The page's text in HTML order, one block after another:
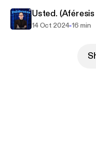
Usted.
14 Oct 2024-16 min